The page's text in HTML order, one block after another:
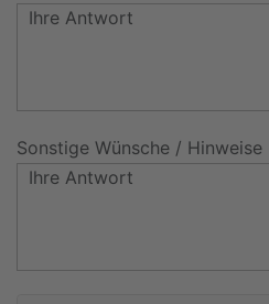
Sonstige Wünsche / Hinweise